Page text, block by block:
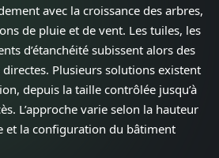
avec la croissance des arbres,
de pluie et de vent. Les tuiles, les
d’étanchéité subissent alors des
Plusieurs solutions existent
depuis la taille contrôlée jusqu’à
L’approche varie selon la hauteur
et la configuration du bâtiment